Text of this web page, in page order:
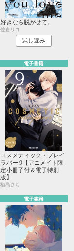
好きなら脱がせて。
佐倉リコ
試し読み
電子書籍
コスメティック・プレイ
ラバー 9【アニメイト限
定小冊子付＆電子特別
版】
楢島さち
電子書籍